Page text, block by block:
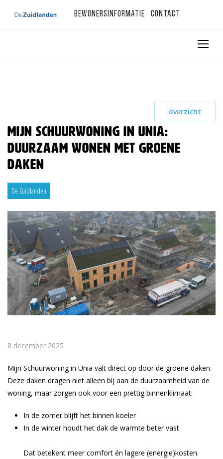
Bewonersinformatie Contact
overzicht
Mijn Schuurwoning in Unia:
duurzaam wonen met groene
daken
De Zuidlanden
8 december 2025
Mijn Schuurwoning in Unia valt direct op door de groene daken.
Deze daken dragen niet alleen bij aan de duurzaamheid van de
woning, maar zorgen ook voor een prettig binnenklimaat:
In de zomer blijft het binnen koeler
In de winter houdt het dak de warmte beter vast
Dat betekent meer comfort én lagere (energie)kosten.